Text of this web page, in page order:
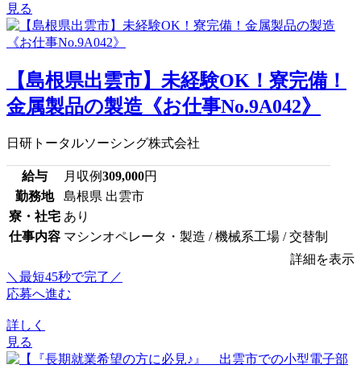
見る
【島根県出雲市】未経験OK！寮完備！
金属製品の製造《お仕事No.9A042》
日研トータルソーシング株式会社
給与 月収例309,000円
勤務地
島根県 出雲市
寮・社宅 あり
仕事内容 マシンオペレータ・製造 / 機械系工場 / 交替制
詳細を表示
＼最短45秒で完了／
応募へ進む
詳しく
見る